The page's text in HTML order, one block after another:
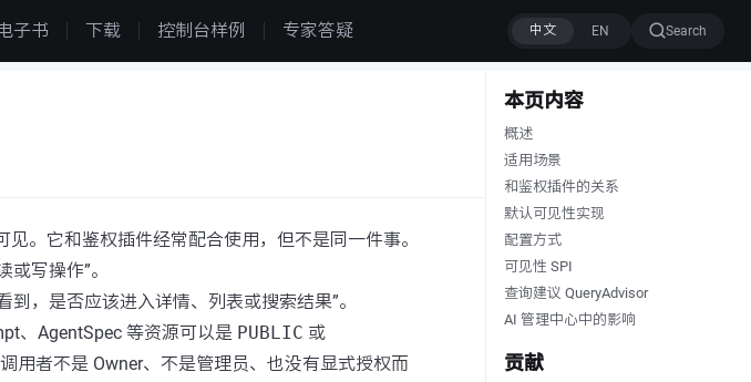
子书 下载 控制台样例 专家答疑 Search
本页内容
概述
适用场景
和鉴权插件的关系
默认可见性实现
配置方式
可见性 SPI
查询建议 QueryAdvisor
AI 管理中心中的影响
贡献
。它和鉴权插件经常配合使用，但不是同一件事。
写操作”。
，是否应该进入详情、列表或搜索结果”。
、AgentSpec 等资源可以是 PUBLIC 或
用者不是 Owner、不是管理员、也没有显式授权而